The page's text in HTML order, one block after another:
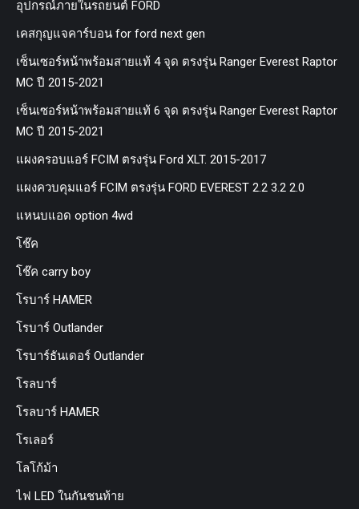
อุปกรณ์ภายในรถยนต์ FORD
เคสกุญแจคาร์บอน for ford next gen
เซ็นเซอร์หน้าพร้อมสายแท้ 4 จุด ตรงรุ่น Ranger Everest Raptor
MC ปี 2015-2021
เซ็นเซอร์หน้าพร้อมสายแท้ 6 จุด ตรงรุ่น Ranger Everest Raptor
MC ปี 2015-2021
แผงครอบแอร์ FCIM ตรงรุ่น Ford XLT. 2015-2017
แผงควบคุมแอร์ FCIM ตรงรุ่น FORD EVEREST 2.2 3.2 2.0
แหนบแอด option 4wd
โช๊ค
โช๊ค carry boy
โรบาร์ HAMER
โรบาร์ Outlander
โรบาร์ธันเดอร์ Outlander
โรลบาร์
โรลบาร์ HAMER
โรเลอร์
โลโก้ม้า
ไฟ LED ในกันชนท้าย